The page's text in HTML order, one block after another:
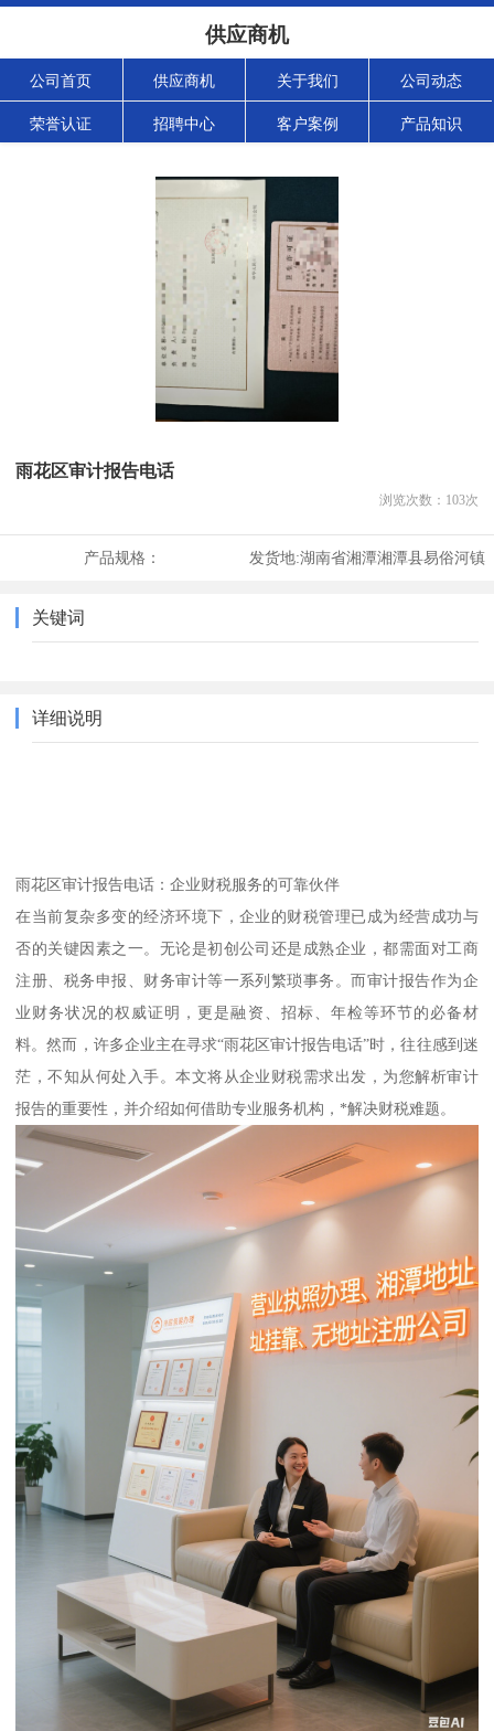
供应商机
公司首页 供应商机 关于我们 公司动态
荣誉认证 招聘中心 客户案例 产品知识
雨花区审计报告电话
浏览次数： 103次
产品规格： 发货地:湖南省湘潭湘潭县易俗河镇
关键词
详细说明
雨花区审计报告电话：企业财税服务的可靠伙伴
在当前复杂多变的经济环境下，企业的财税管理已成为经营成功与
否的关键因素之一。无论是初创公司还是成熟企业，都需面对工商
注册、税务申报、财务审计等一系列繁琐事务。而审计报告作为企
业财务状况的权威证明，更是融资、招标、年检等环节的必备材
料。然而，许多企业主在寻求“雨花区审计报告电话”时，往往感到迷
茫，不知从何处入手。本文将从企业财税需求出发，为您解析审计
报告的重要性，并介绍如何借助专业服务机构，*解决财税难题。